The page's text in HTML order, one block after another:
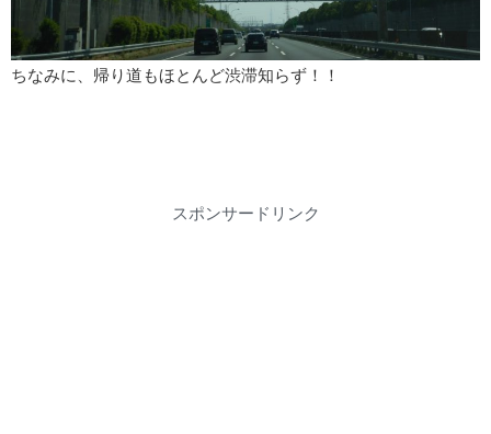
ちなみに、帰り道もほとんど渋滞知らず！！
スポンサードリンク